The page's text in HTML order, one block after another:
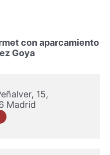
con aparcamiento
Goya
15,
Madrid